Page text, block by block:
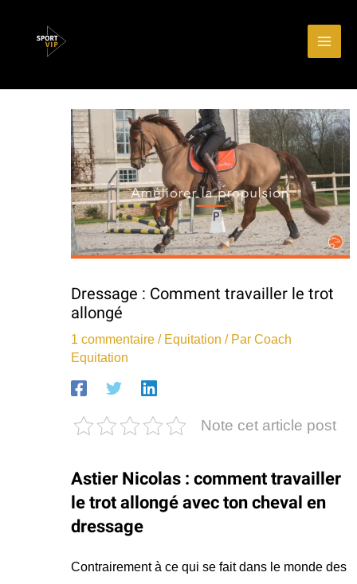
Dressage : Comment travailler le trot
allongé
1 commentaire / Equitation / Par Coach
Equitation
Note cet article post
Astier Nicolas : comment travailler
le trot allongé avec ton cheval en
dressage
Contrairement à ce qui se fait dans le monde des